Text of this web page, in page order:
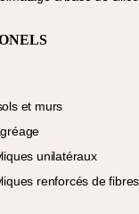
et murs
unilatéraux
renforcés de